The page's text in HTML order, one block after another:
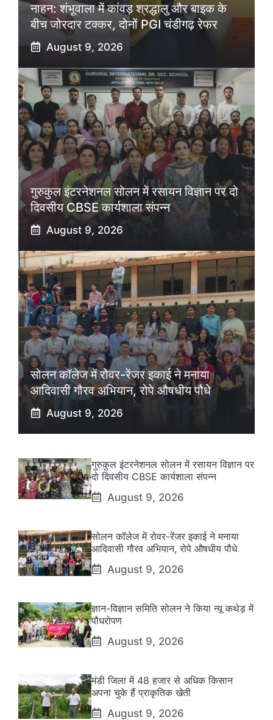
नाहन: शंभूवाला में कांवड़ श्रद्धालु और बाइक के
बीच जोरदार टक्कर, दोनों PGI चंडीगढ़ रेफर
August 9, 2026
गुरुकुल इंटरनेशनल सोलन में रसायन विज्ञान पर दो
दिवसीय CBSE कार्यशाला संपन्न
August 9, 2026
सोलन कॉलेज में रोवर-रेंजर इकाई ने मनाया
आदिवासी गौरव अभियान, रोपे औषधीय पौधे
August 9, 2026
गुरुकुल इंटरनेशनल सोलन में रसायन विज्ञान पर
दो दिवसीय CBSE कार्यशाला संपन्न
August 9, 2026
सोलन कॉलेज में रोवर-रेंजर इकाई ने मनाया
आदिवासी गौरव अभियान, रोपे औषधीय पौधे
August 9, 2026
ज्ञान-विज्ञान समिति सोलन ने किया न्यू कथेड़ में
पौधरोपण
August 9, 2026
मंडी जिला में 48 हजार से अधिक किसान
अपना चुके हैं प्राकृतिक खेती
August 9, 2026